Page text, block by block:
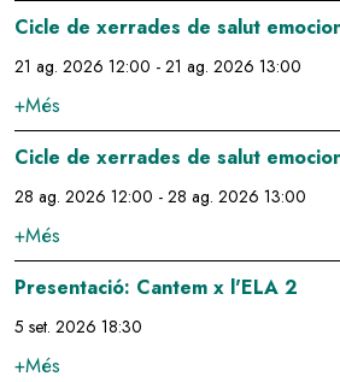
Cicle de xerrades de salut
gestió emocional de la tristesa
21 ag. 2026 12:00 - 21 ag. 2026 13:00
+Més
Cicle de xerrades de salut
gestió de la fam emocional
28 ag. 2026 12:00 - 28 ag. 2026 13:00
+Més
Presentació: Cantem x l'ELA 2
5 set. 2026 18:30
+Més